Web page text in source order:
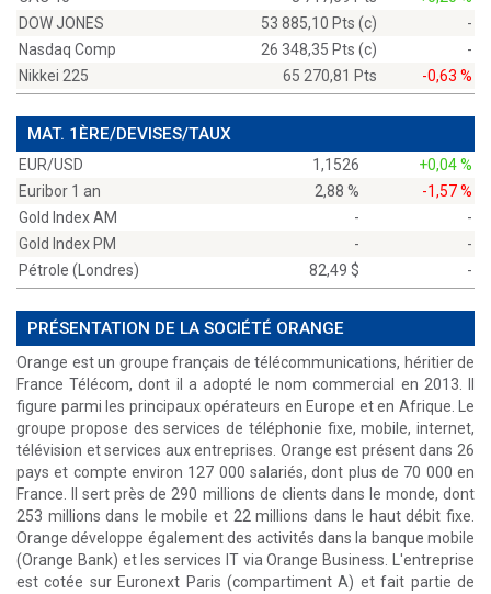
DOW JONES
53 885,10 Pts (c)
-
Nasdaq Comp
26 348,35 Pts (c)
-
Nikkei 225
65 270,81 Pts -0,63 %
MAT. 1ÈRE/DEVISES/TAUX
EUR/USD 1,1526
+0,04 %
Euribor 1 an
2,88 %
-1,57 %
Gold Index AM
-
-
Gold Index PM
-
-
Pétrole (Londres)
82,49 $ -
PRÉSENTATION DE LA SOCIÉTÉ ORANGE
Orange est un groupe français de télécommunications, héritier de
France Télécom, dont il a adopté le nom commercial en 2013. Il
figure parmi les principaux opérateurs en Europe et en Afrique. Le
groupe propose des services de téléphonie fixe, mobile, internet,
télévision et services aux entreprises. Orange est présent dans 26
pays et compte environ 127 000 salariés, dont plus de 70 000 en
France. Il sert près de 290 millions de clients dans le monde, dont
253 millions dans le mobile et 22 millions dans le haut débit fixe.
Orange développe également des activités dans la banque mobile
(Orange Bank) et les services IT via Orange Business. L'entreprise
est cotée sur Euronext Paris (compartiment A) et fait partie de